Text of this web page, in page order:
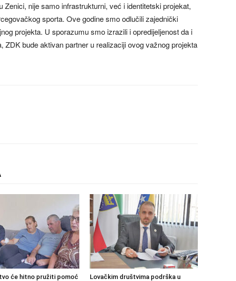
Zenici, nije samo infrastrukturni, već i identitetski projekat,
sporta. Ove godine smo odlučili zajednički
projekta. U sporazumu smo izrazili i opredijeljenost da i
ZDK bude aktivan partner u realizaciji ovog važnog projekta
će hitno pružiti pomoć Lovačkim društvima podrška u